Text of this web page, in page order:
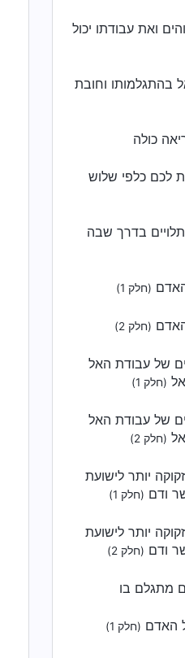
ואת עבודתו יכול
בהתגלמותו וחובת
כולה
לכם כלפי שלוש
בדרך שבה
(חלק 1)
(חלק 2)
של עבודת האל
(חלק 1)
של עבודת האל
(חלק 2)
יותר לישועת
ודם (חלק 1)
יותר לישועת
ודם (חלק 2)
מתגלם בו
האדם (חלק 1)